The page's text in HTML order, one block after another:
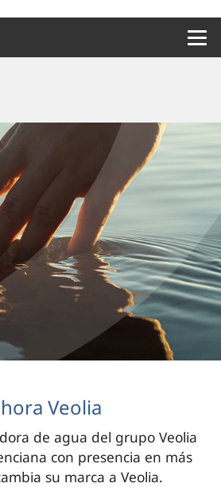
Veolia
de agua del grupo Veolia
con presencia en más
su marca a Veolia.